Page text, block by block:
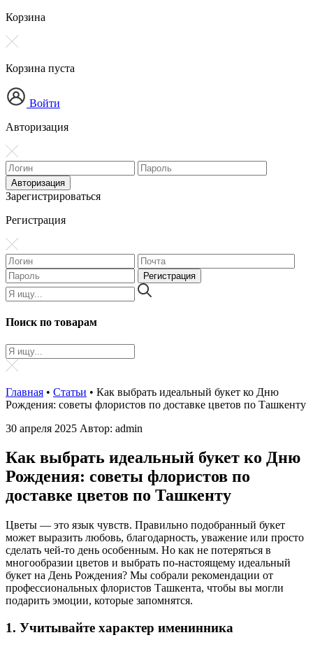
Корзина
Корзина пуста
Войти
Авторизация
Зарегистрироваться
Регистрация
Поиск по товарам
Главная • Статьи • Как выбрать идеальный букет ко Дню
Рождения: советы флористов по доставке цветов по Ташкенту
30 апреля 2025 Автор: admin
Как выбрать идеальный букет ко Дню
Рождения: советы флористов по
доставке цветов по Ташкенту
Цветы — это язык чувств. Правильно подобранный букет
может выразить любовь, благодарность, уважение или просто
сделать чей-то день особенным. Но как не потеряться в
многообразии цветов и выбрать по-настоящему идеальный
букет на День Рождения? Мы собрали рекомендации от
профессиональных флористов Ташкента, чтобы вы могли
подарить эмоции, которые запомнятся.
1. Учитывайте характер именинника